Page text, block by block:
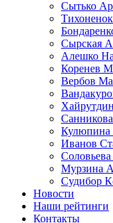
Сытько
Сырская
Алешко
Коренев
Вербов
Кулюпина
Иванов
Мурзина
Судибор
Новости
Наши рейтинги
Контакты